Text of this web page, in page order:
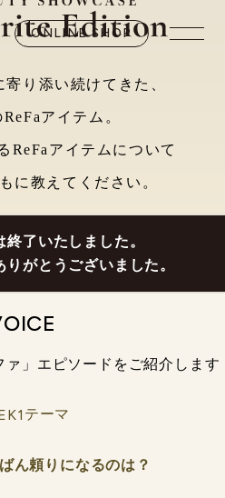
ONLINE SHOP
り添い続けてきた、
アイテム。
ReFaアイテムについて
に教えてください。
終了いたしました。
がとうございました。
」エピソードをご紹介します
テーマ
ん頼りになるのは？